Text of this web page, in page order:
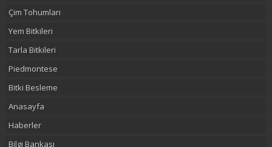
Çim Tohumları
Yem Bitkileri
Tarla Bitkileri
Piedmontese
Bitki Besleme
Anasayfa
Haberler
Bilgi Bankası